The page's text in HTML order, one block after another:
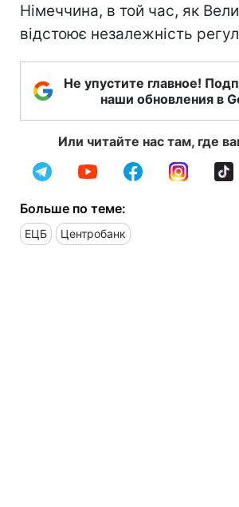
Німеччина, в той час, як
відстоює незалежність
Не упустите главное!
наши обновления в
Или читайте нас там, где
Больше по теме:
ЕЦБ Центробанк